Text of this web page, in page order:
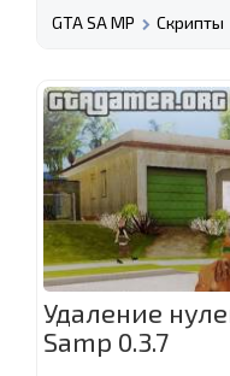
GTA SA MP Скрипты
Удаление
Samp 0.3.7